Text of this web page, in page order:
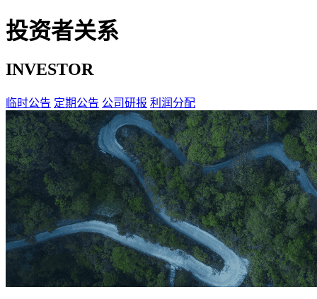
投资者关系
INVESTOR
临时公告 定期公告 公司研报 利润分配